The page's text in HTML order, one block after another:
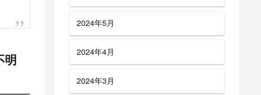
明
2024年5月
2024年4月
2024年3月